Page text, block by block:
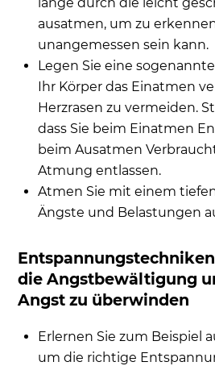
ausatmen, um zu
unangemessen sein kann.
Legen Sie eine
Ihr Körper das Einatmen
Herzrasen zu vermeiden.
dass Sie beim Einatmen
beim Ausatmen
Atmung entlassen.
Atmen Sie mit einem
Ängste und Belastungen
die Angstbewältigung
Angst zu überwinden
Erlernen Sie zum Beispiel
um die richtige